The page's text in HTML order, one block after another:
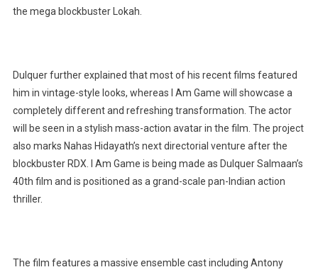
the mega blockbuster Lokah.
Dulquer further explained that most of his recent films featured
him in vintage-style looks, whereas I Am Game will showcase a
completely different and refreshing transformation. The actor
will be seen in a stylish mass-action avatar in the film. The project
also marks Nahas Hidayath’s next directorial venture after the
blockbuster RDX. I Am Game is being made as Dulquer Salmaan’s
40th film and is positioned as a grand-scale pan-Indian action
thriller.
The film features a massive ensemble cast including Antony